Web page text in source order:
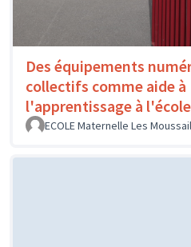
Des équipements
collectifs comme aide à
l'apprentissage à
ECOLE Maternelle Les